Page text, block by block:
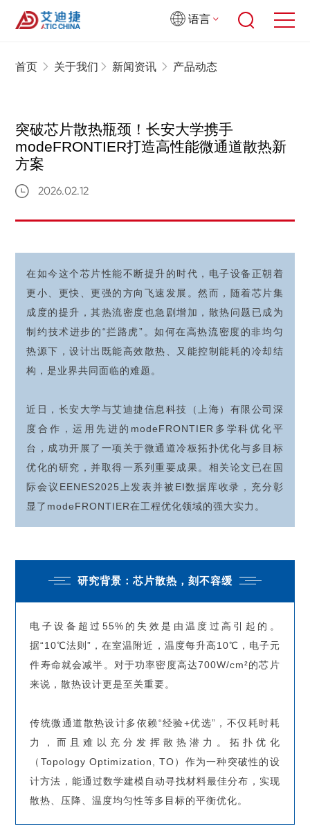
语言
首页 关于我们 新闻资讯 产品动态
突破芯片散热瓶颈！长安大学携手
modeFRONTIER打造高性能微通道散热新
方案
2026.02.12
在如今这个芯片性能不断提升的时代，电子设备正朝着
更小、更快、更强的方向飞速发展。然而，随着芯片集
成度的提升，其热流密度也急剧增加，散热问题已成为
制约技术进步的“拦路虎”。如何在高热流密度的非均匀
热源下，设计出既能高效散热、又能控制能耗的冷却结
构，是业界共同面临的难题。
近日，长安大学与艾迪捷信息科技（上海）有限公司深
度合作，运用先进的modeFRONTIER多学科优化平
台，成功开展了一项关于微通道冷板拓扑优化与多目标
优化的研究，并取得一系列重要成果。相关论文已在国
际会议EENES2025上发表并被EI数据库收录，充分彰
显了modeFRONTIER在工程优化领域的强大实力。
研究背景：芯片散热，刻不容缓
电子设备超过55%的失效是由温度过高引起的。
据“10℃法则”，在室温附近，温度每升高10℃，电子元
件寿命就会减半。对于功率密度高达700W/cm²的芯片
来说，散热设计更是至关重要。
传统微通道散热设计多依赖“经验+优选”，不仅耗时耗
力，而且难以充分发挥散热潜力。拓扑优化
（Topology Optimization, TO）作为一种突破性的设
计方法，能通过数学建模自动寻找材料最佳分布，实现
散热、压降、温度均匀性等多目标的平衡优化。